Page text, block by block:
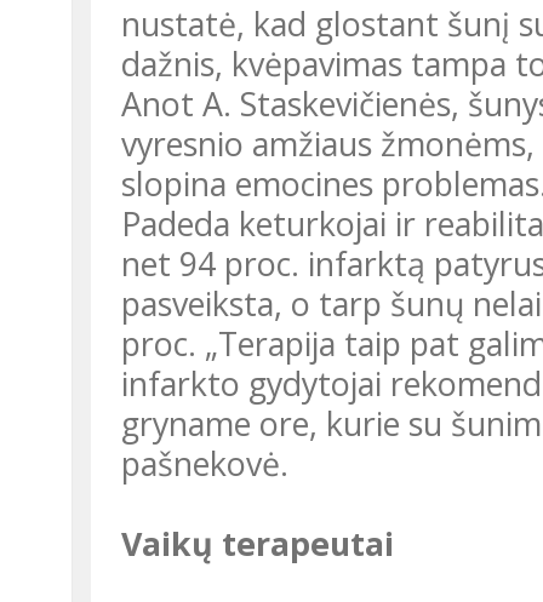
nustatė, kad glostant šunį
dažnis, kvėpavimas tampa
Anot A. Staskevičienės, šunys taip pat yra puikūs terapeutai
vyresnio amžiaus
slopina emocines
Padeda keturkojai ir reabilitacijos po infarkto metu. Įrodyta, kad
net 94 proc. infarktą
pasveiksta, o tarp šunų
proc. „Terapija taip pat
infarkto gydytojai
gryname ore, kurie su
pašnekovė.
Vaikų terapeutai